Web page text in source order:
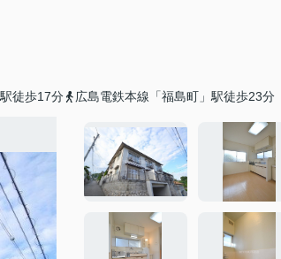
徒歩17分 広島電鉄本線「福島町」駅徒歩23分